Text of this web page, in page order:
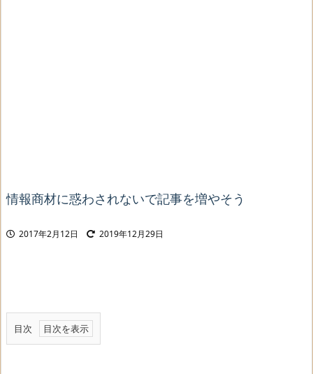
情報商材に惑わされないで記事を増やそう
2017年2月12日 2019年12月29日
目次
1